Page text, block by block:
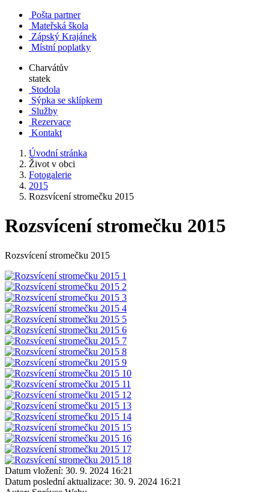
Pošta partner
Mateřská škola
Zápský Krajánek
Místní poplatky
Charvátův
statek
Stodola
Sýpka se sklípkem
Služby
Rezervace
Kontakt
Úvodní stránka
Život v obci
Fotogalerie
2015
Rozsvícení stromečku 2015
Rozsvícení stromečku 2015
Rozsvícení stromečku 2015
Datum vložení: 30. 9. 2024 16:21
Datum poslední aktualizace: 30. 9. 2024 16:21